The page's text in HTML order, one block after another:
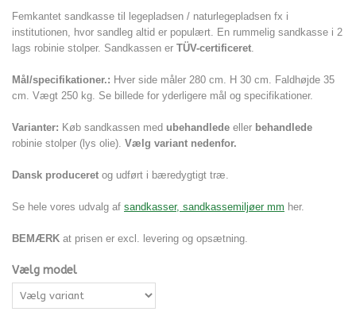
Femkantet sandkasse til legepladsen / naturlegepladsen fx i
institutionen, hvor sandleg altid er populært. En rummelig sandkasse i 2
lags robinie stolper. Sandkassen er TÜV-certificeret.
Mål/specifikationer.: Hver side måler 280 cm. H 30 cm. Faldhøjde 35
cm. Vægt 250 kg. Se billede for yderligere mål og specifikationer.
Varianter: Køb sandkassen med ubehandlede eller behandlede
robinie stolper (lys olie). Vælg variant nedenfor.
Dansk produceret og udført i bæredygtigt træ.
Se hele vores udvalg af sandkasser, sandkassemiljøer mm her.
BEMÆRK at prisen er excl. levering og opsætning.
Vælg model